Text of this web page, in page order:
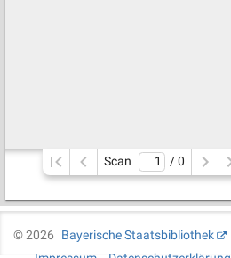
Scan / 0
©2026
Bayerische Staatsbibliothek